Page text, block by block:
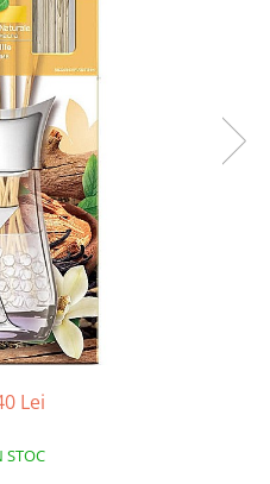
Lei
STOC